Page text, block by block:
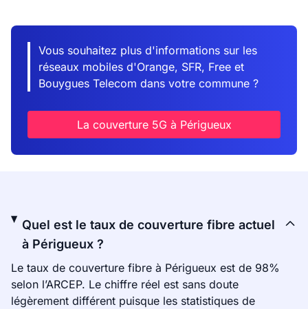
Vous souhaitez plus d'informations sur les
réseaux mobiles d'Orange, SFR, Free et
Bouygues Telecom dans votre commune ?
La couverture 5G à Périgueux
Quel est le taux de couverture fibre actuel
à Périgueux ?
Le taux de couverture fibre à Périgueux est de 98%
selon l’ARCEP. Le chiffre réel est sans doute
légèrement différent puisque les statistiques de